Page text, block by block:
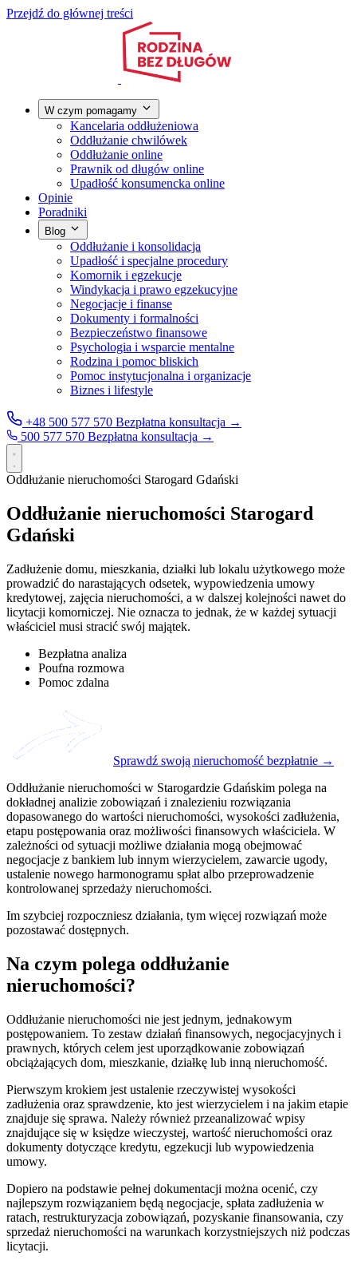
Przejdź do głównej treści
W czym pomagamy
Kancelaria oddłużeniowa
Oddłużanie chwilówek
Oddłużanie online
Prawnik od długów online
Upadłość konsumencka online
Opinie
Poradniki
Blog
Oddłużanie i konsolidacja
Upadłość i specjalne procedury
Komornik i egzekucje
Windykacja i prawo egzekucyjne
Negocjacje i finanse
Dokumenty i formalności
Bezpieczeństwo finansowe
Psychologia i wsparcie mentalne
Rodzina i pomoc bliskich
Pomoc instytucjonalna i organizacje
Biznes i lifestyle
+48 500 577 570 Bezpłatna konsultacja →
500 577 570 Bezpłatna konsultacja →
Oddłużanie nieruchomości Starogard Gdański
Oddłużanie nieruchomości Starogard
Gdański
Zadłużenie domu, mieszkania, działki lub lokalu użytkowego może
prowadzić do narastających odsetek, wypowiedzenia umowy
kredytowej, zajęcia nieruchomości, a w dalszej kolejności nawet do
licytacji komorniczej. Nie oznacza to jednak, że w każdej sytuacji
właściciel musi stracić swój majątek.
Bezpłatna analiza
Poufna rozmowa
Pomoc zdalna
Sprawdź swoją nieruchomość bezpłatnie →
Oddłużanie nieruchomości w Starogardzie Gdańskim polega na
dokładnej analizie zobowiązań i znalezieniu rozwiązania
dopasowanego do wartości nieruchomości, wysokości zadłużenia,
etapu postępowania oraz możliwości finansowych właściciela. W
zależności od sytuacji możliwe działania mogą obejmować
negocjacje z bankiem lub innym wierzycielem, zawarcie ugody,
ustalenie nowego harmonogramu spłat albo przeprowadzenie
kontrolowanej sprzedaży nieruchomości.
Im szybciej rozpoczniesz działania, tym więcej rozwiązań może
pozostawać dostępnych.
Na czym polega oddłużanie
nieruchomości?
Oddłużanie nieruchomości nie jest jednym, jednakowym
postępowaniem. To zestaw działań finansowych, negocjacyjnych i
prawnych, których celem jest uporządkowanie zobowiązań
obciążających dom, mieszkanie, działkę lub inną nieruchomość.
Pierwszym krokiem jest ustalenie rzeczywistej wysokości
zadłużenia oraz sprawdzenie, kto jest wierzycielem i na jakim etapie
znajduje się sprawa. Należy również przeanalizować wpisy
znajdujące się w księdze wieczystej, wartość nieruchomości oraz
dokumenty dotyczące kredytu, egzekucji lub wypowiedzenia
umowy.
Dopiero na podstawie pełnej dokumentacji można ocenić, czy
najlepszym rozwiązaniem będą negocjacje, spłata zadłużenia w
ratach, restrukturyzacja zobowiązań, pozyskanie finansowania, czy
sprzedaż nieruchomości na warunkach korzystniejszych niż podczas
licytacji.